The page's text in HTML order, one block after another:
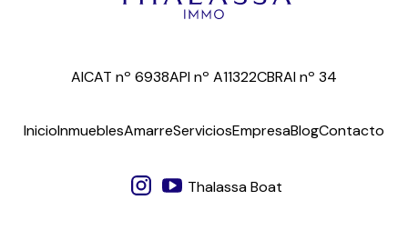
AICAT nº 6938API nº A11322CBRAI nº 34
InicioInmueblesAmarreServiciosEmpresaBlogContacto
Thalassa Boat